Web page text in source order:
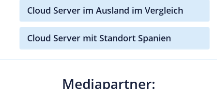
Cloud Server im Ausland im Vergleich
Cloud Server mit Standort Spanien
Mediapartner: